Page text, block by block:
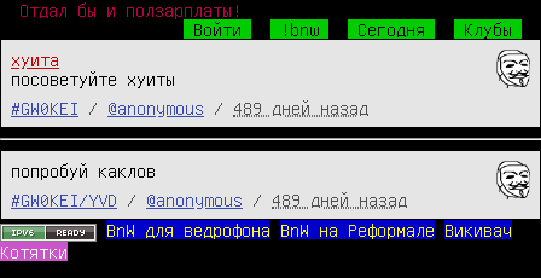
Отдал бы и ползарплаты!
Войти
!bnw Сегодня
Клубы
хуита
посоветуйте хуиты
#GW0KEI
/ @anonymous / 489 дней назад
попробуй каклов
#GW0KEI/YVD
/ @anonymous / 489 дней назад
BnW для ведрофона
BnW на Реформале
Викивач
Котятки